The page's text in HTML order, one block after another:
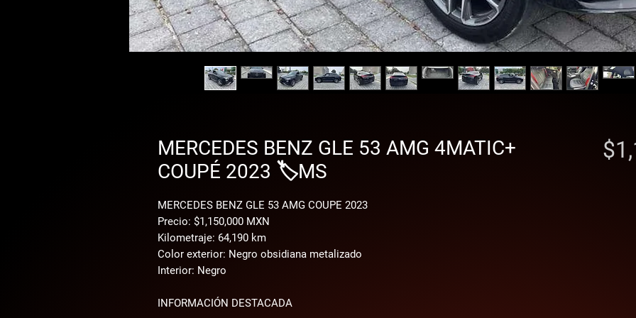
MERCEDES BENZ GLE 53 AMG 4MATIC+
COUPÉ 2023 🏷️MS
MERCEDES BENZ GLE 53 AMG COUPE 2023
Precio: $1,150,000 MXN
Kilometraje: 64,190 km
Color exterior: Negro obsidiana metalizado
Interior: Negro
INFORMACIÓN DESTACADA